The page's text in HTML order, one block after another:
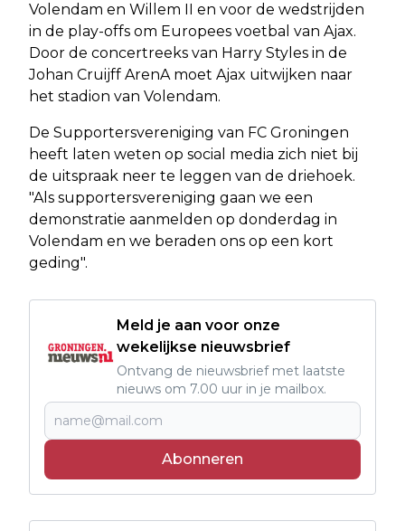
Volendam en Willem II en voor de wedstrijden
in de play-offs om Europees voetbal van Ajax.
Door de concertreeks van Harry Styles in de
Johan Cruijff ArenA moet Ajax uitwijken naar
het stadion van Volendam.
De Supportersvereniging van FC Groningen
heeft laten weten op social media zich niet bij
de uitspraak neer te leggen van de driehoek.
"Als supportersvereniging gaan we een
demonstratie aanmelden op donderdag in
Volendam en we beraden ons op een kort
geding".
Meld je aan voor onze
wekelijkse nieuwsbrief
Ontvang de nieuwsbrief met laatste
nieuws om 7.00 uur in je mailbox.
Abonneren